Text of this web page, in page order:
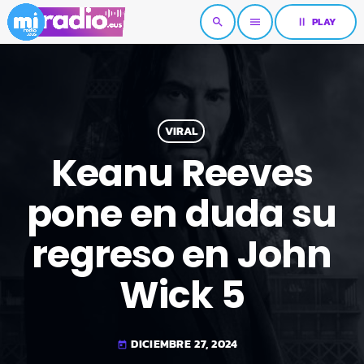
search menu pause PLAY
VIRAL
Keanu Reeves
pone en duda su
regreso en John
Wick 5
today DICIEMBRE 27, 2024